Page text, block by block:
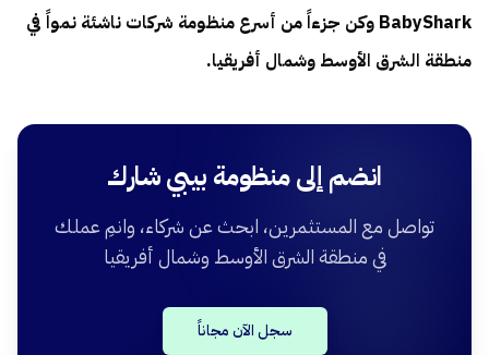
BabyShark وكن جزءاً من أسرع منظومة شركات ناشئة نمواً في
منطقة الشرق الأوسط وشمال أفريقيا.
انضم إلى منظومة بيبي شارك
تواصل مع المستثمرين، ابحث عن شركاء، وانمِ عملك
في منطقة الشرق الأوسط وشمال أفريقيا
سجل الآن مجاناً